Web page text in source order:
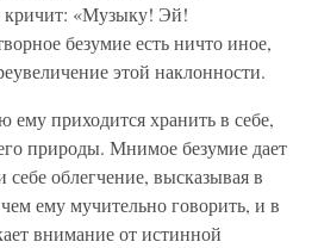
кричит: «Музыку! Эй!
безумие есть ничто иное,
этой наклонности.
ему приходится хранить в себе,
природы. Мнимое безумие дает
облегчение, высказывая в
ему мучительно говорить, и в
внимание от истинной